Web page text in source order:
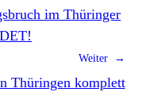
im Thüringer
Weiter →
Thüringen komplett